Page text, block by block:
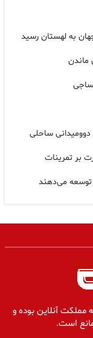
به لهستان رسید
ماندن
ساحلی
بر تمرینات
توسعه می‌دهند
آنلاین بوده و
است.